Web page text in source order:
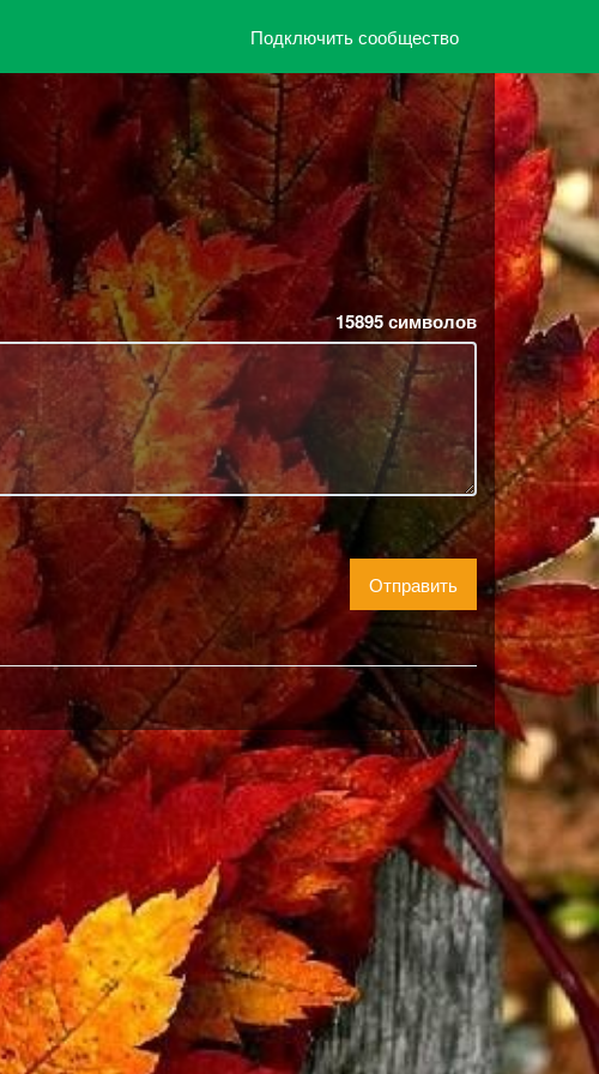
Подключить сообщество
15895символов
Отправить